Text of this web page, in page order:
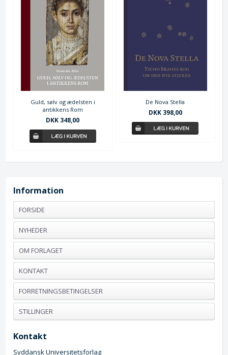
Guld, sølv og ædelsten i
antikkens Rom
DKK 348,00
De Nova Stella
DKK 398,00
Information
FORSIDE
NYHEDER
OM FORLAGET
KONTAKT
FORRETNINGSBETINGELSER
STILLINGER
Kontakt
Syddansk Universitetsforlag